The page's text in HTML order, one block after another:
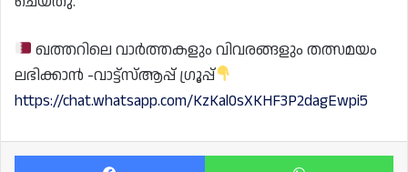
ഖത്തറിലെ വാർത്തകളും വിവരങ്ങളും തത്സമയം
ലഭിക്കാൻ -വാട്ട്സ്ആപ്പ് ഗ്രൂപ്പ്
https://chat.whatsapp.com/KzKal0sXKHF3P2dagEwpi5
Facebook